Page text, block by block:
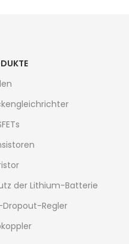
der Lithium-Batterie
Dropout-Regler